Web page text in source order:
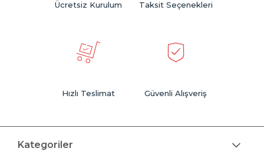
Ücretsiz Kurulum Taksit Seçenekleri
Hızlı Teslimat Güvenli Alışveriş
Kategoriler